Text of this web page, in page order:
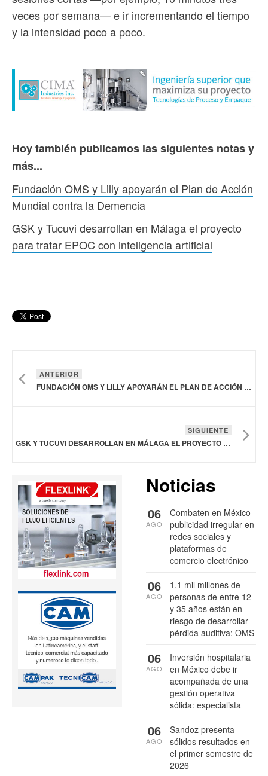
veces por semana— e ir incrementando el tiempo
y la intensidad poco a poco.
Hoy también publicamos las siguientes notas y
más...
Fundación OMS y Lilly apoyarán el Plan de Acción
Mundial contra la Demencia
GSK y Tucuvi desarrollan en Málaga el proyecto
para tratar EPOC con inteligencia artificial
ANTERIOR
FUNDACIÓN OMS Y LILLY APOYARÁN EL PLAN DE ACCIÓN MUNDIAL CONTRA LA DEMENCIA
SIGUIENTE
GSK Y TUCUVI DESARROLLAN EN MÁLAGA EL PROYECTO PARA TRATAR EPOC CON INTELIGENCIA ARTIFICIAL
Noticias
Combaten en México
publicidad irregular en
redes sociales y
plataformas de
comercio electrónico
06
AGO
1.1 mil millones de
personas de entre 12
y 35 años están en
riesgo de desarrollar
pérdida auditiva: OMS
06
AGO
Inversión hospitalaria
en México debe ir
acompañada de una
gestión operativa
sólida: especialista
06
AGO
Sandoz presenta
sólidos resultados en
el primer semestre de
2026
06
AGO